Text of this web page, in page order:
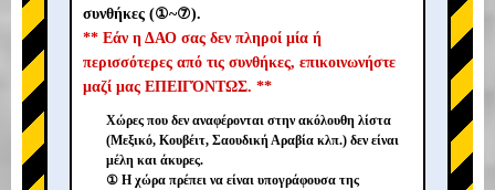
συνθήκες (①~⑦).
** Εάν η ΔΑΟ σας δεν πληροί μία ή
περισσότερες από τις συνθήκες, επικοινωνήστε
μαζί μας ΕΠΕΙΓΌΝΤΩΣ. **
Χώρες που δεν αναφέρονται στην ακόλουθη λίστα
(Μεξικό, Κουβέιτ, Σαουδική Αραβία κλπ.) δεν είναι
μέλη και άκυρες.
① Η χώρα πρέπει να είναι υπογράφουσα της